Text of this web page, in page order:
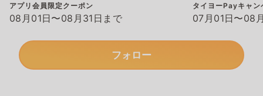
アプリ会員限定クーポン
08月01日〜08月31日まで
タイヨーPayキャン
07月01日〜08
フォロー